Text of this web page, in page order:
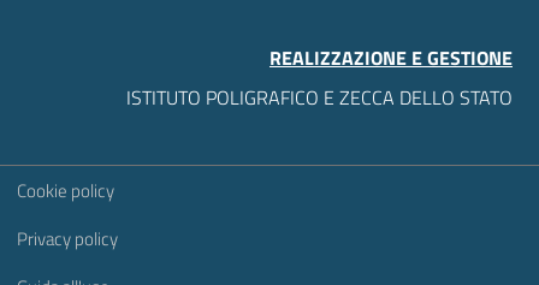
REALIZZAZIONE E GESTIONE
ISTITUTO POLIGRAFICO E ZECCA DELLO STATO
Sezione Link Utili
Cookie policy
Privacy policy